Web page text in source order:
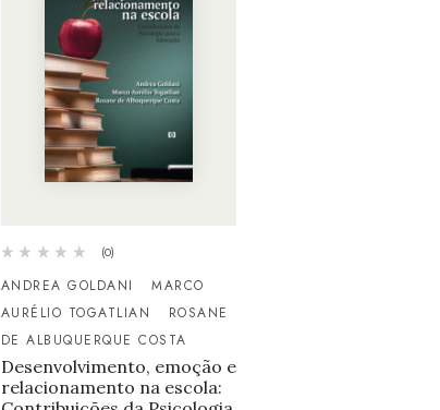
(0)
ANDREA GOLDANI
MARCO
AURÉLIO TOGATLIAN
ROSANE
DE ALBUQUERQUE COSTA
Desenvolvimento, emoção e
relacionamento na escola: